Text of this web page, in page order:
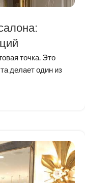
точка. Это
делает один из